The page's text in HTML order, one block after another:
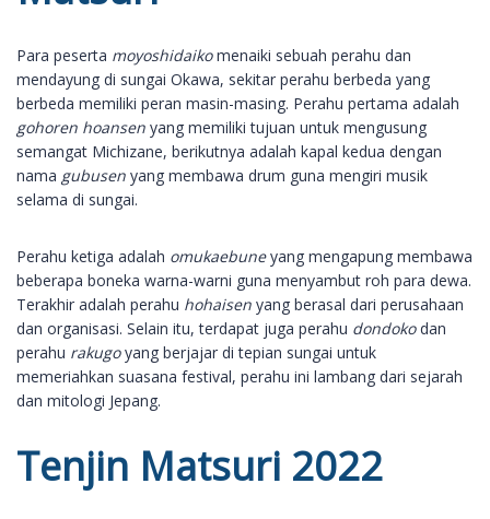
Para peserta moyoshidaikomenaiki sebuah perahu dan
mendayung di sungai Okawa, sekitar perahu berbeda yang
berbeda memiliki peran masin-masing. Perahu pertama adalah
gohoren hoansen yang memiliki tujuan untuk mengusung
semangat Michizane, berikutnya adalah kapal kedua dengan
nama gubusen yang membawa drum guna mengiri musik
selama di sungai.
Perahu ketiga adalah omukaebuneyang mengapung membawa
beberapa boneka warna-warni guna menyambut roh para dewa.
Terakhir adalah perahu hohaisen yang berasal dari perusahaan
dan organisasi. Selain itu, terdapat juga perahu dondokodan
perahu rakugoyang berjajar di tepian sungai untuk
memeriahkan suasana festival, perahu ini lambang dari sejarah
dan mitologi Jepang.
Tenjin Matsuri 2022